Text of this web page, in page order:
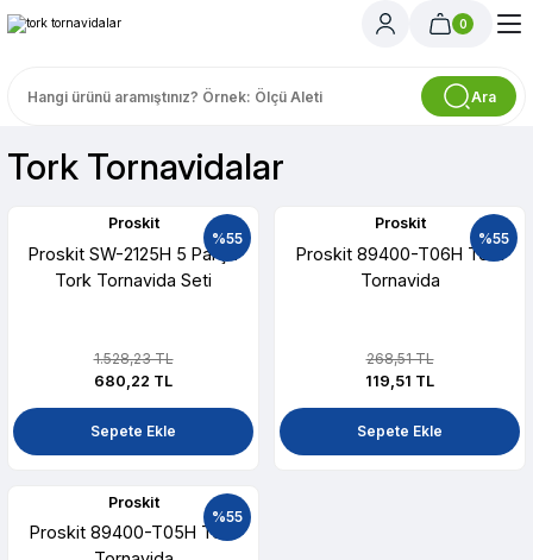
Ara
0
Tork Tornavidalar
%55
Proskit
Proskit SW-2125H 5 Parça
Tork Tornavida Seti
1.528,23 TL
680,22 TL
Sepete Ekle
%55
Proskit
Proskit 89400-T06H Tork
Tornavida
268,51 TL
119,51 TL
Sepete Ekle
%55
Proskit
Proskit 89400-T05H Tork